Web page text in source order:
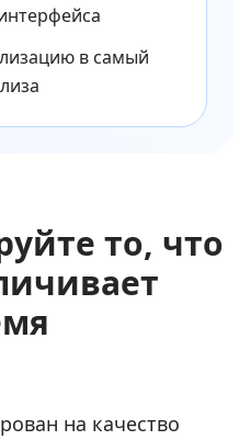
в самый
то, что
на качество